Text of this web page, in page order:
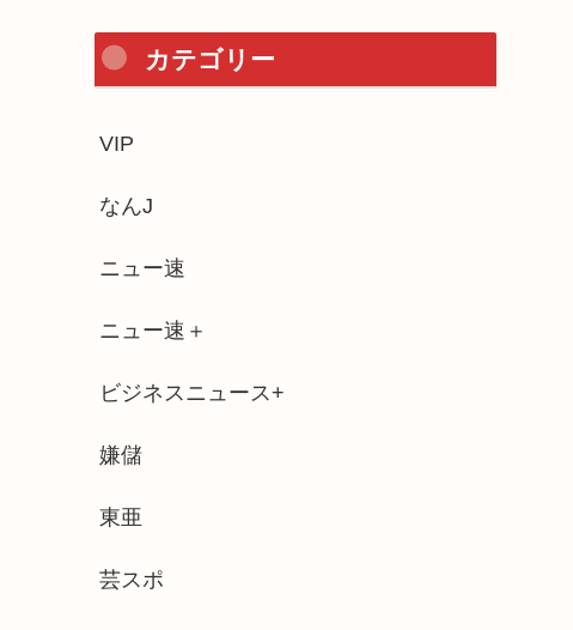
カテゴリー
VIP
なんJ
ニュー速
ニュー速＋
ビジネスニュース+
嫌儲
東亜
芸スポ